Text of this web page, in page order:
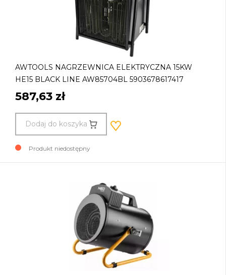
AWTOOLS NAGRZEWNICA ELEKTRYCZNA 15KW
HE15 BLACK LINE AW85704BL 5903678617417
587,63 zł
Dodaj do koszyka
Produkt niedostępny